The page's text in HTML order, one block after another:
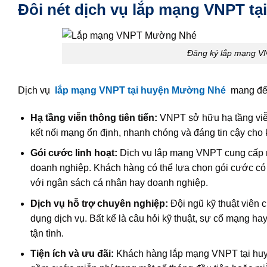
Đôi nét dịch vụ lắp mạng VNPT
Đăng ký lắp mạng
Dịch vụ lắp mạng VNPT tại huyện Mường Nhé mang
Hạ tầng viễn thông tiên tiến: VNPT sở hữu hạ tầng
kết nối mạng ổn định, nhanh chóng và đáng tin cậy
Gói cước linh hoạt: Dịch vụ lắp mạng VNPT cung
doanh nghiệp. Khách hàng có thể lựa chọn gói cước
với ngân sách cá nhân hay doanh nghiệp.
Dịch vụ hỗ trợ chuyên nghiệp: Đội ngũ kỹ thuật viên
dụng dịch vụ. Bất kể là câu hỏi kỹ thuật, sự cố mạng
tận tình.
Tiện ích và ưu đãi: Khách hàng lắp mạng VNPT tại